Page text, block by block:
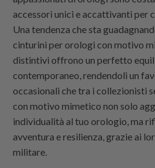
accessori unici e accattivanti per
Una tendenza che sta
cinturini per orologi con motivo
distintivi offrono un perfetto
contemporaneo, rendendoli un
occasionali che tra i collezionisti
con motivo mimetico non solo
individualità al tuo orologio, ma
avventura e resilienza, grazie ai
militare.